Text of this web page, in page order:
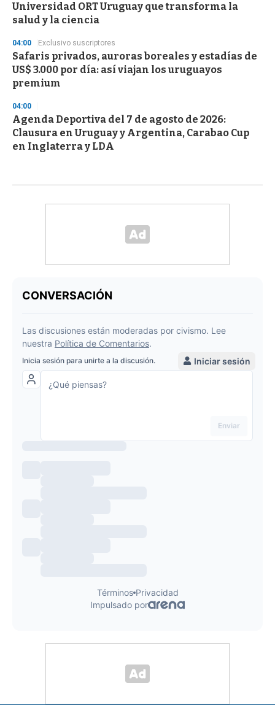
Universidad ORT Uruguay que transforma la
salud y la ciencia
04:00 Exclusivo suscriptores
Safaris privados, auroras boreales y estadías de
US$ 3.000 por día: así viajan los uruguayos
premium
04:00
Agenda Deportiva del 7 de agosto de 2026:
Clausura en Uruguay y Argentina, Carabao Cup
en Inglaterra y LDA